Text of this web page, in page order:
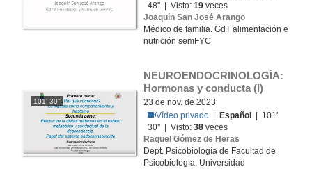
48'' | Visto:19 veces
Joaquín San José Arango
Médico de familia. GdT alimentación e
nutrición semFYC
101' 30''
NEUROENDOCRINOLOGÍA:
Hormonas y conducta (I)
23 de nov. de 2023
Vídeo privado
Español
| 101'
30'' | Visto:38 veces
Raquel Gómez de Heras
Dept. Psicobiología de Facultad de
Psicobiología, Universidad